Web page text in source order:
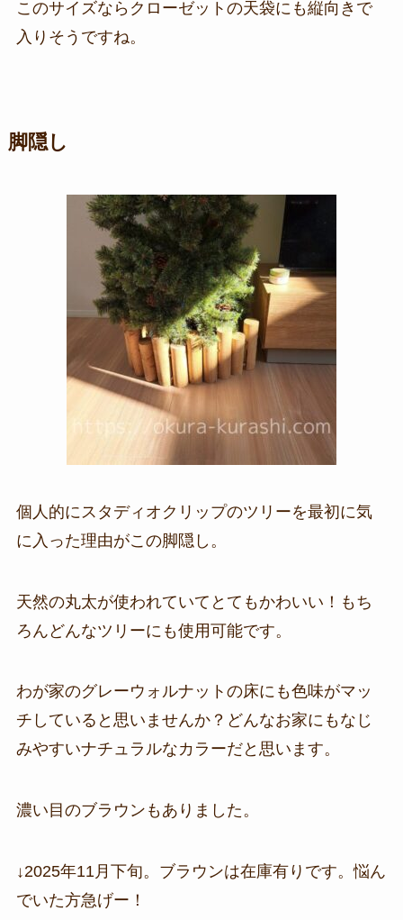
このサイズならクローゼットの天袋にも縦向きで
入りそうですね。
脚隠し
個人的にスタディオクリップのツリーを最初に気
に入った理由がこの脚隠し。
天然の丸太が使われていてとてもかわいい！もち
ろんどんなツリーにも使用可能です。
わが家のグレーウォルナットの床にも色味がマッ
チしていると思いませんか？どんなお家にもなじ
みやすいナチュラルなカラーだと思います。
濃い目のブラウンもありました。
↓2025年11月下旬。ブラウンは在庫有りです。悩ん
でいた方急げー！